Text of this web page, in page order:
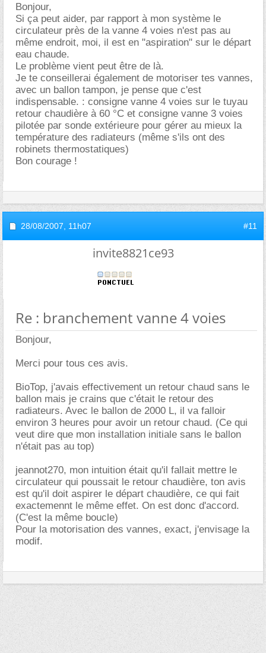
Bonjour,
Si ça peut aider, par rapport à mon système le
circulateur près de la vanne 4 voies n'est pas au
même endroit, moi, il est en "aspiration" sur le départ
eau chaude.
Le problème vient peut être de là.
Je te conseillerai également de motoriser tes vannes,
avec un ballon tampon, je pense que c'est
indispensable. : consigne vanne 4 voies sur le tuyau
retour chaudière à 60 °C et consigne vanne 3 voies
pilotée par sonde extérieure pour gérer au mieux la
température des radiateurs (même s'ils ont des
robinets thermostatiques)
Bon courage !
28/08/2007, 11h07 #11
invite8821ce93
Re : branchement vanne 4 voies
Bonjour,
Merci pour tous ces avis.
BioTop, j'avais effectivement un retour chaud sans le
ballon mais je crains que c'était le retour des
radiateurs. Avec le ballon de 2000 L, il va falloir
environ 3 heures pour avoir un retour chaud. (Ce qui
veut dire que mon installation initiale sans le ballon
n'était pas au top)
jeannot270, mon intuition était qu'il fallait mettre le
circulateur qui poussait le retour chaudière, ton avis
est qu'il doit aspirer le départ chaudière, ce qui fait
exactemennt le même effet. On est donc d'accord.
(C'est la même boucle)
Pour la motorisation des vannes, exact, j'envisage la
modif.